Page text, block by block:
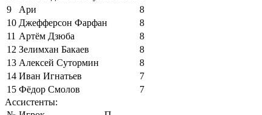
9
Ари
8
10 Джефферсон Фарфан
8
11 Артём Дзюба
8
12 Зелимхан Бакаев
8
13 Алексей Сутормин
8
14 Иван Игнатьев
7
15 Фёдор Смолов
7
Ассистенты: